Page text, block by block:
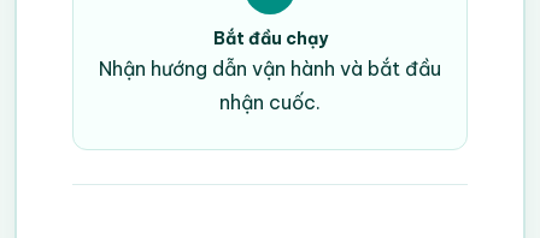
Bắt đầu chạy
Nhận hướng dẫn vận hành và bắt đầu
nhận cuốc.